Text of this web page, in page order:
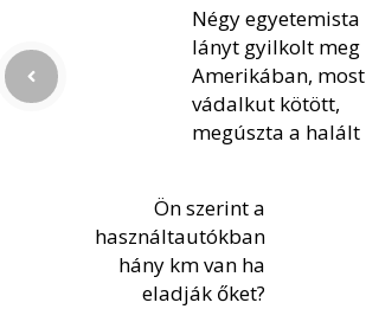
Négy egyetemista
lányt gyilkolt meg
Amerikában, most
vádalkut kötött,
megúszta a halált
Ön szerint a
használtautókban
hány km van ha
eladják őket?